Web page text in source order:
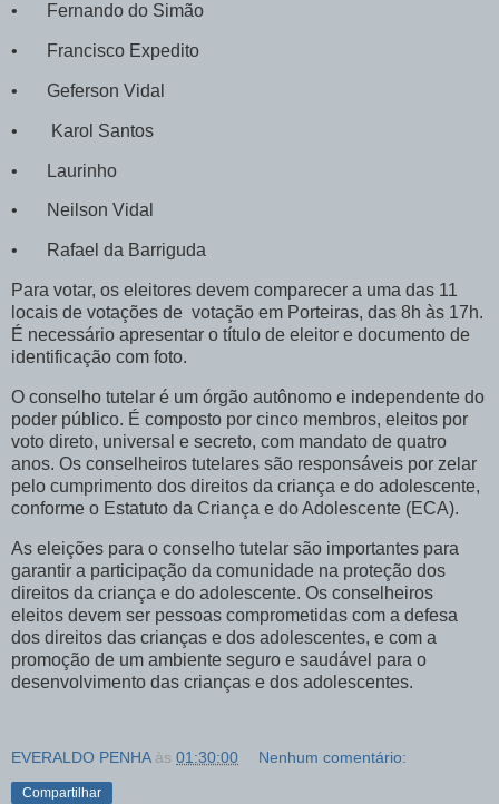
• Fernando do Simão
• Francisco Expedito
• Geferson Vidal
• Karol Santos
• Laurinho
• Neilson Vidal
• Rafael da Barriguda
Para votar, os eleitores devem comparecer a uma das 11
locais de votações de votação em Porteiras, das 8h às 17h.
É necessário apresentar o título de eleitor e documento de
identificação com foto.
O conselho tutelar é um órgão autônomo e independente do
poder público. É composto por cinco membros, eleitos por
voto direto, universal e secreto, com mandato de quatro
anos. Os conselheiros tutelares são responsáveis por zelar
pelo cumprimento dos direitos da criança e do adolescente,
conforme o Estatuto da Criança e do Adolescente (ECA).
As eleições para o conselho tutelar são importantes para
garantir a participação da comunidade na proteção dos
direitos da criança e do adolescente. Os conselheiros
eleitos devem ser pessoas comprometidas com a defesa
dos direitos das crianças e dos adolescentes, e com a
promoção de um ambiente seguro e saudável para o
desenvolvimento das crianças e dos adolescentes.
EVERALDO PENHA às 01:30:00 Nenhum comentário:
Compartilhar